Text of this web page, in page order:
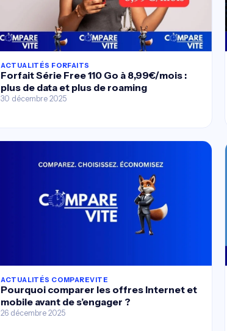
ACTUALITÉS FORFAITS
Forfait Série Free 110 Go à 8,99€/mois :
plus de data et plus de roaming
30 décembre 2025
ACTUALITÉS COMPAREVITE
Pourquoi comparer les offres Internet et
mobile avant de s’engager ?
26 décembre 2025